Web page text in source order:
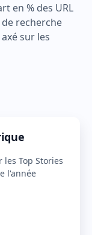
en % des URL
recherche
sur les
Top Stories
l'année